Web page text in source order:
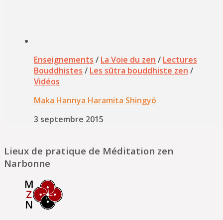
Enseignements / La Voie du zen / Lectures
Bouddhistes / Les sūtra bouddhiste zen /
Vidéos
Maka Hannya Haramita Shingyō
3 septembre 2015
Lieux de pratique de Méditation zen
Narbonne